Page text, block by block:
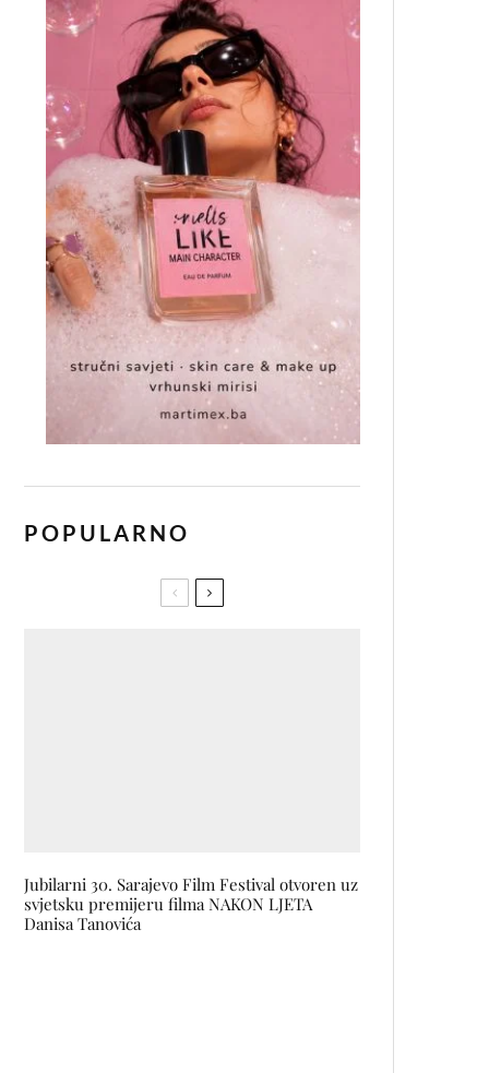
POPULARNO
Jubilarni 30. Sarajevo Film Festival otvoren uz
svjetsku premijeru filma NAKON LJETA
Danisa Tanovića